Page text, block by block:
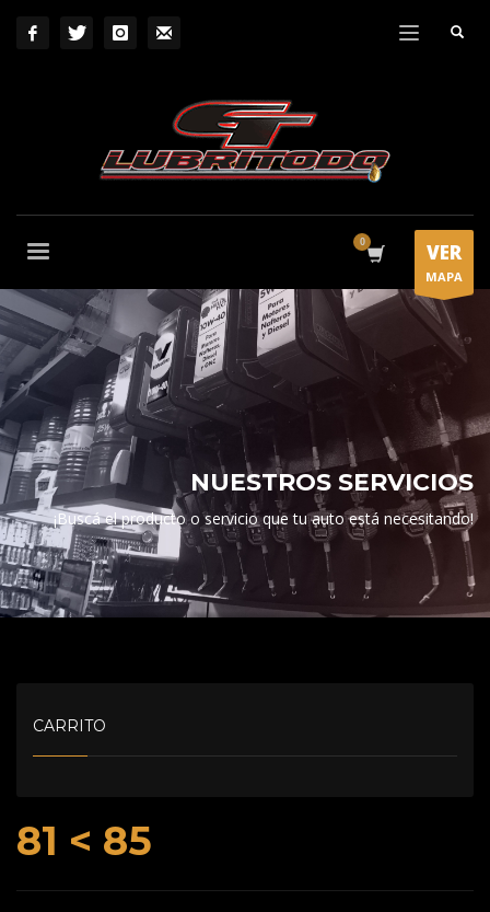
VER
MAPA
NUESTROS SERVICIOS
¡Buscá el producto o servicio que tu auto está necesitando!
81 < 85
CARRITO